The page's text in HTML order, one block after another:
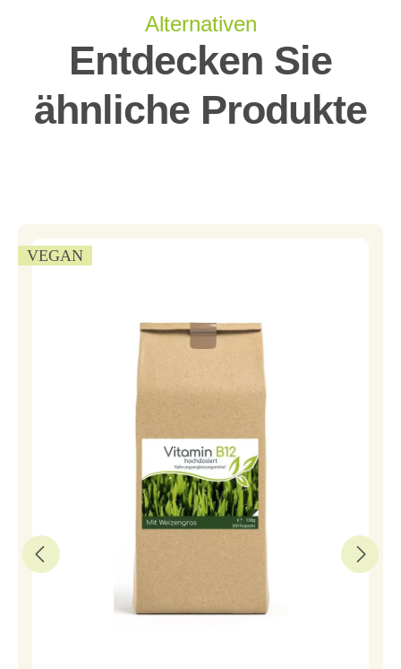
Alternativen
Entdecken Sie
ähnliche Produkte
VEGAN